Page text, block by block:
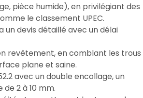
pièce humide), en privilégiant des
le classement UPEC.
un devis détaillé avec un délai
revêtement, en comblant les trous
plane et saine.
avec un double encollage, un
2 à 10 mm.